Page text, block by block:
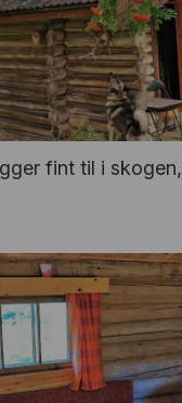
fint til i